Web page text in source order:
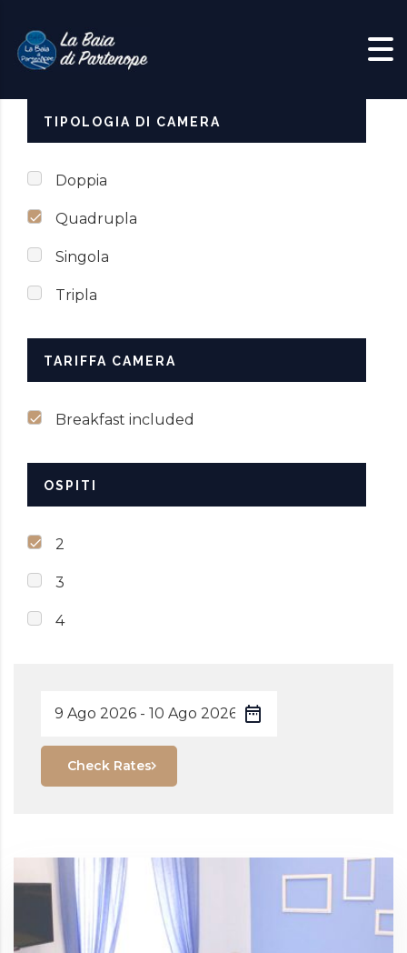
TIPOLOGIA DI CAMERA
Doppia
Quadrupla
Singola
Tripla
TARIFFA CAMERA
Breakfast included
OSPITI
2
3
4
Check Rates